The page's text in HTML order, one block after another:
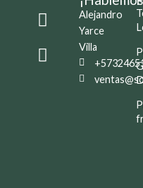
Alejandro
Yarce
Villa